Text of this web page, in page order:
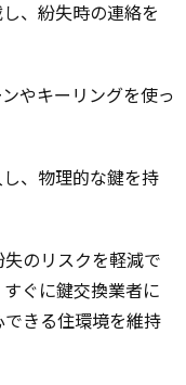
、紛失時の連絡を
やキーリングを使っ
、物理的な鍵を持
のリスクを軽減で
ぐに鍵交換業者に
きる住環境を維持